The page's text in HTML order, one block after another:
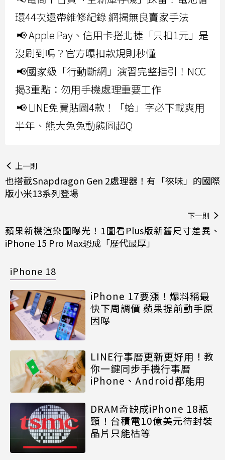
環44次還帶維修紀錄 網揭無良賣家手法
📢 Apple Pay、信用卡搭北捷「只扣1元」是
沒刷到嗎？官方曝扣款規則秒懂
📢國家級「行動斷網」演習完整指引！NCC
揭3重點：勿用手機處理重要工作
📢 LINE免費貼圖4款！「蛤」字必下載爽用
半年、熊大兔兔動態圖超Q
上一則
也搭載Snapdragon Gen 2處理器！有「徠味」的國際
版小米13系列登場
下一則
蘋果新機渲染圖曝光！1圖看Plus版新舊尺寸差異、
iPhone 15 Pro Max恐成「歷代最厚」
iPhone 18
iPhone 17要漲！爆料稱最
快下周調價 蘋果提前動手原
因曝
LINE行事曆更新更好用！教
你一鍵同步手機行事曆
iPhone、Android都能用
DRAM奇缺成iPhone 18瓶
頸！台積電10億美元待封裝
晶片只能枯等